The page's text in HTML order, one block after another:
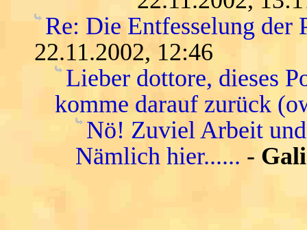
Re: Die Entfesselung der
22.11.2002, 12:46
Lieber dottore, dieses
komme darauf zurück
Nö! Zuviel Arbeit und
Nämlich hier...... -